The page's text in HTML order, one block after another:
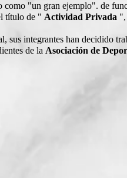
"un gran ejemplo". de
título de " Actividad Privada ",
sus integrantes han decidido
de la Asociación de